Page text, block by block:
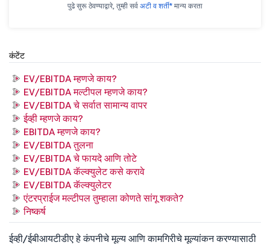
पुढे सुरू ठेवण्याद्वारे, तुम्ही सर्व अटी व शर्ती* मान्य करता
कंटेंट
EV/EBITDA म्हणजे काय?
EV/EBITDA मल्टीपल म्हणजे काय?
EV/EBITDA चे सर्वात सामान्य वापर
ईव्ही म्हणजे काय?
EBITDA म्हणजे काय?
EV/EBITDA तुलना
EV/EBITDA चे फायदे आणि तोटे
EV/EBITDA कॅल्क्युलेट कसे करावे
EV/EBITDA कॅल्क्युलेटर
एंटरप्राईज मल्टीपल तुम्हाला कोणते सांगू शकते?
निष्कर्ष
ईव्ही/ईबीआयटीडीए हे कंपनीचे मूल्य आणि कामगिरीचे मूल्यांकन करण्यासाठी